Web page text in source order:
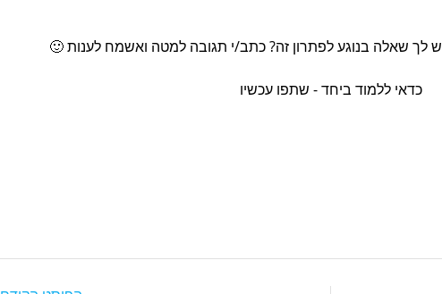
לך שאלה בנוגע לפתרון זה? כתב/י תגובה למטה ואשמח לענות 🙂
כדאי ללמוד ביחד - שתפו עכשיו
s
A
s
e
a
i